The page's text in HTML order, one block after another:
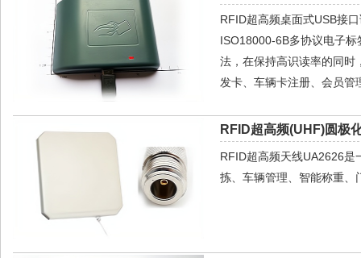
RFID超高频桌面式USB接
ISO18000-6B多协议电子
法，在保持高识读率的同时
发卡、车辆卡注册、会员
RFID超高频(UHF)圆极
RFID超高频天线UA2626是
拣、车辆管理、智能称重、